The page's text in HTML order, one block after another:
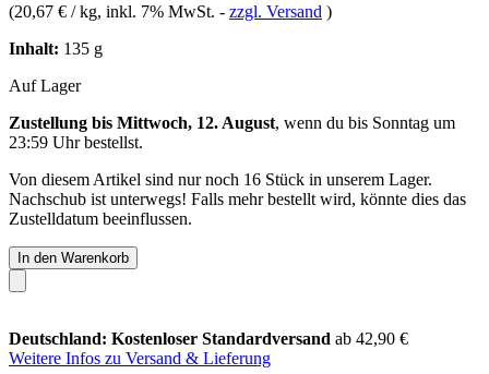
(20,67 € / kg, inkl. 7% MwSt. - zzgl. Versand )
Inhalt: 135 g
Auf Lager
Zustellung bis Mittwoch, 12. August, wenn du bis Sonntag um
23:59 Uhrbestellst.
Von diesem Artikel sind nur noch 16 Stück in unserem Lager.
Nachschub ist unterwegs! Falls mehr bestellt wird, könnte dies das
Zustelldatum beeinflussen.
In den Warenkorb
Deutschland: Kostenloser Standardversand ab 42,90 €
Weitere Infos zu Versand & Lieferung